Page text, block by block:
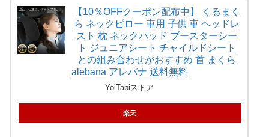
【10％OFFクーポン配布中】 くるまく
ら ネックピロー 車用 子供 車 ヘッドレ
スト 枕 ネックパッド ブースターシー
ト ジュニアシート チャイルドシート
との組み合わせがおすすめ 首 まくら
alebana アレバナ 送料無料
YoiTabiストア
楽天